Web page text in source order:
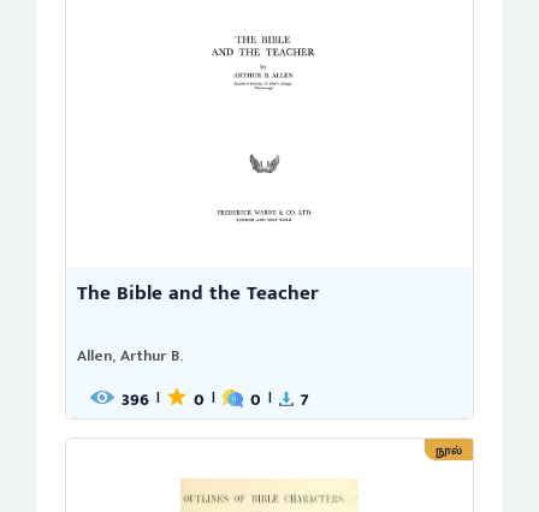
The Bible and the Teacher
Allen, Arthur B.
396 | 0 | 0 | 7
நூல்